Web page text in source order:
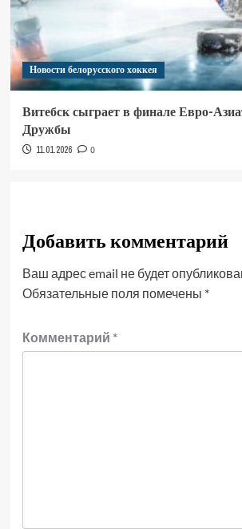
Новости белорусского хоккея
Витебск сыграет в финале Евро-
Дружбы
11.01.2026 0
Добавить комментарий
Ваш адрес email не будет
Обязательные поля помечены *
Комментарий *